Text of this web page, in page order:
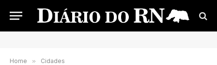
Home » Cidades